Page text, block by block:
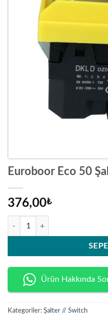
Euroboor Eco 50
376,00₺
Euroboor Eco 50 Şalter Tetik
Ürün Hakkında
Kategoriler: Şalter // Switch